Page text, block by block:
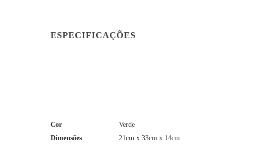
ESPECIFICAÇÕES
Cor Verde
Dimensões 21cm x 33cm x 14cm